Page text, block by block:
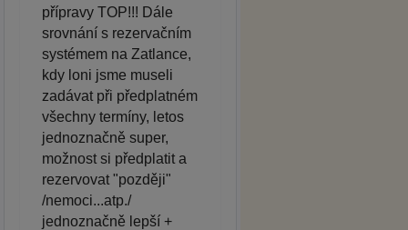
přípravy TOP!!! Dále
srovnání s rezervačním
systémem na Zatlance,
kdy loni jsme museli
zadávat při předplatném
všechny termíny, letos
jednoznačně super,
možnost si předplatit a
rezervovat "později"
/nemoci...atp./
jednoznačně lepší +